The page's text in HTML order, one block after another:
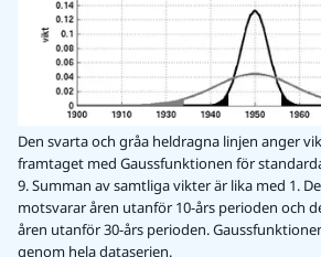
Den svarta och gråa heldragna linjen anger
framtaget med Gaussfunktionen för
9. Summan av samtliga vikter är lika med 1.
motsvarar åren utanför 10-års perioden och
åren utanför 30-års perioden.
genom hela dataserien.